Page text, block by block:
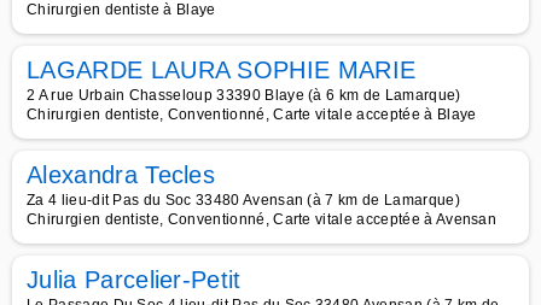
Chirurgien dentiste à Blaye
LAGARDE LAURA SOPHIE MARIE
2 A rue Urbain Chasseloup 33390 Blaye (à 6 km de Lamarque)
Chirurgien dentiste, Conventionné, Carte vitale acceptée à Blaye
Alexandra Tecles
Za 4 lieu-dit Pas du Soc 33480 Avensan (à 7 km de Lamarque)
Chirurgien dentiste, Conventionné, Carte vitale acceptée à Avensan
Julia Parcelier-Petit